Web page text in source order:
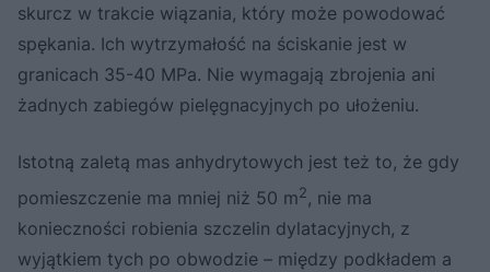
skurcz w trakcie wiązania, który może powodować
spękania. Ich wytrzymałość na ściskanie jest w
granicach 35-40 MPa. Nie wymagają zbrojenia ani
żadnych zabiegów pielęgnacyjnych po ułożeniu.
Istotną zaletą mas anhydrytowych jest też to, że gdy
pomieszczenie ma mniej niż 50 m2, nie ma
konieczności robienia szczelin dylatacyjnych, z
wyjątkiem tych po obwodzie – między podkładem a